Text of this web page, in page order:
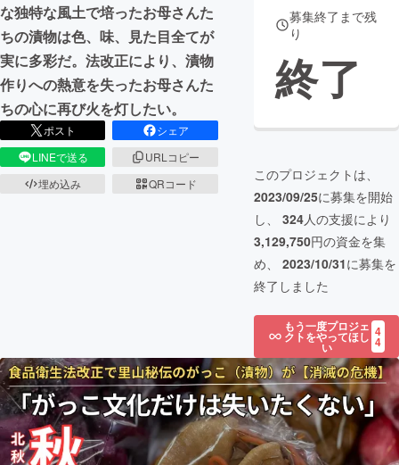
な独特な風土で培ったお母さんた
ちの漬物は色、味、見た目全てが
実に多彩だ。法改正により、漬物
作りへの熱意を失ったお母さんた
ちの心に再び火を灯したい。
ポスト
シェア
LINEで送る
URLコピー
埋め込み
QRコード
募集終了まで残
り
終了
このプロジェクトは、
2023/09/25に募集を開始
し、 324人の支援により
3,129,750円の資金を集
め、 2023/10/31に募集を
終了しました
もう一度プロジェ
クトをやってほし
い
4
4